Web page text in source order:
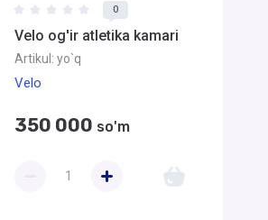
0
Velo og'ir atletika kamari
Artikul: yo`q
Velo
350 000 so'm